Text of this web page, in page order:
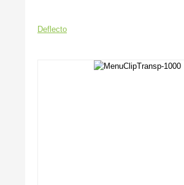
Deflecto
Bildergalerie überspringen